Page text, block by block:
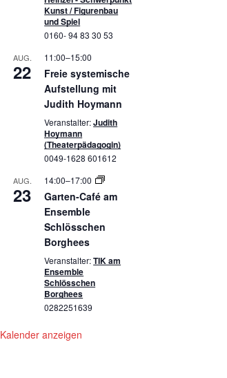
Kunst / Figurenbau
und Spiel
0160- 94 83 30 53
AUG.
22
11:00–15:00
Freie systemische
Aufstellung mit
Judith Hoymann
Veranstalter:Judith
Hoymann
(Theaterpädagogin)
0049-1628 601612
AUG.
23
14:00–17:00
Garten-Café am
Ensemble
Schlösschen
Borghees
Veranstalter:TIK am
Ensemble
Schlösschen
Borghees
0282251639
Kalender anzeigen